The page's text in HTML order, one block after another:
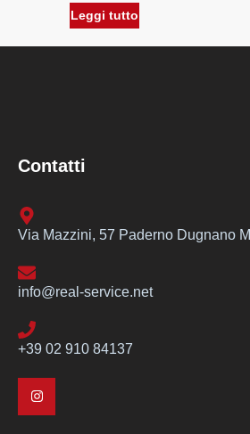
Leggi tutto
Contatti
Via Mazzini, 57 Paderno Dugnano MI
info@real-service.net
+39 02 910 84137